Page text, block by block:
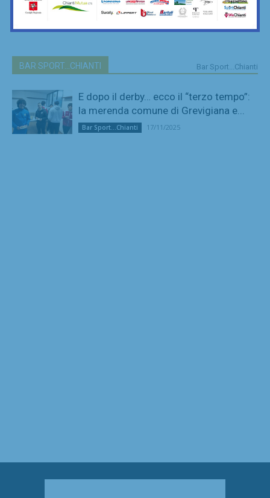
BAR SPORT...CHIANTI Bar Sport...Chianti
E dopo il derby… ecco il “terzo tempo”:
la merenda comune di Grevigiana e...
Bar Sport...Chianti 17/11/2025